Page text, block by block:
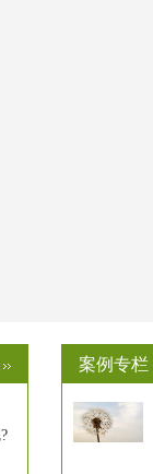
案例专栏